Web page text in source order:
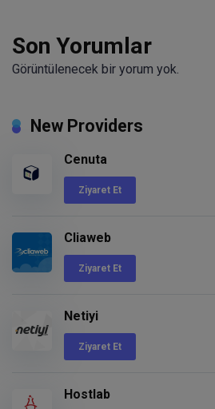
Son Yorumlar
Görüntülenecek bir yorum yok.
New Providers
Cenuta
Ziyaret Et
Cliaweb
Ziyaret Et
Netiyi
Ziyaret Et
Hostlab